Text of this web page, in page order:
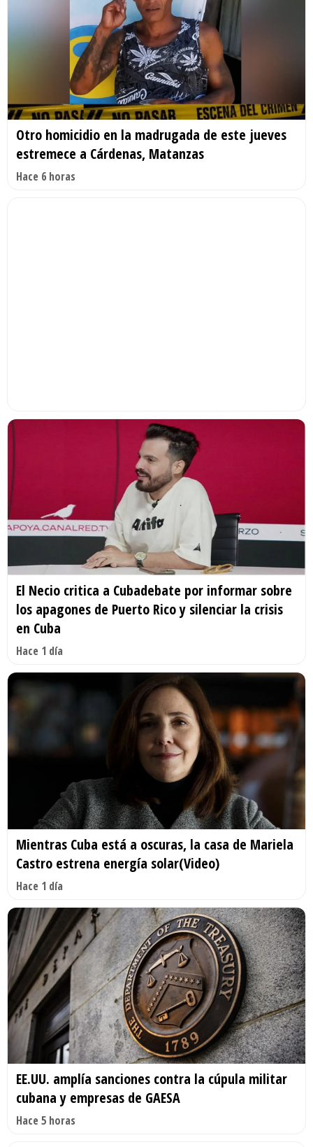
Otro homicidio en la madrugada de este jueves
estremece a Cárdenas, Matanzas
Hace 6 horas
El Necio critica a Cubadebate por informar sobre
los apagones de Puerto Rico y silenciar la crisis
en Cuba
Hace 1 día
Mientras Cuba está a oscuras, la casa de Mariela
Castro estrena energía solar(Video)
Hace 1 día
EE.UU. amplía sanciones contra la cúpula militar
cubana y empresas de GAESA
Hace 5 horas